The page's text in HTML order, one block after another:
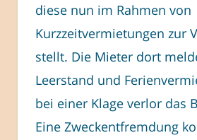
diese nun im Rahmen von
Kurzzeitvermietungen zur
stellt. Die Mieter dort
Leerstand und
bei einer Klage verlor das
Eine Zweckentfremdung